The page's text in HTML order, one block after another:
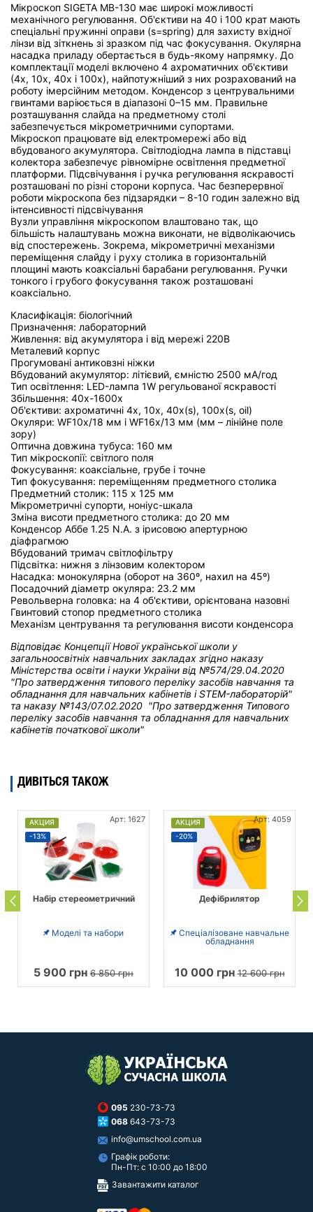
Мікроскоп SIGETA MB-130 має широкі можливості
механічного регулювання. Об'єктиви на 40 і 100 крат мають
спеціальні пружинні оправи (s=spring) для захисту вхідної
лінзи від зіткнень зі зразком під час фокусування. Окулярна
насадка приладу обертається в будь-якому напрямку. До
комплектації моделі включено 4 ахроматичних об'єктиви
(4x, 10x, 40x і 100x), найпотужніший з них розрахований на
роботу імерсійним методом. Конденсор з центрувальними
гвинтами варіюється в діапазоні 0–15 мм. Правильне
розташування слайда на предметному столі
забезпечується мікрометричними супортами.
Мікроскоп працювате від електромережі або від
вбудованого акумулятора. Світлодіодна лампа в підставці
колектора забезпечує рівномірне освітлення предметної
платформи. Підсвічування і ручка регулювання яскравості
розташовані по різні сторони корпуса. Час безперервної
роботи мікроскопа без підзарядки – 8-10 годин залежно від
інтенсивності підсвічування
Вузли управління мікроскопом влаштовано так, що
більшість налаштувань можна виконати, не відволікаючись
від спостережень. Зокрема, мікрометричні механізми
переміщення слайду і руху столика в горизонтальній
площині мають коаксіальні барабани регулювання. Ручки
тонкого і грубого фокусування також розташовані
коаксіально.
Класифікація: біологічний
Призначення: лабораторний
Живлення: від акумулятора і від мережі 220В
Металевий корпус
Прогумовані антиковзні ніжки
Вбудований акумулятор: літієвий, ємністю 2500 мА/год
Тип освітлення: LED-лампа 1W регульованої яскравості
Збільшення: 40x-1600x
Об'єктиви: ахроматичні 4x, 10x, 40x(s), 100x(s, oil)
Окуляри: WF10x/18 мм і WF16x/13 мм (мм – лінійне поле
зору)
Оптична довжина тубуса: 160 мм
Тип мікроскопії: світлого поля
Фокусування: коаксіальне, грубе і точне
Тип фокусування: переміщенням предметного столика
Предметний столик: 115 x 125 мм
Мікрометричні супорти, ноніус-шкала
Зміна висоти предметного столика: до 20 мм
Конденсор Аббе 1.25 N.A. з ірисовою апертурною
діафрагмою
Вбудований тримач світлофільтру
Підсвітка: нижня з лінзовим колектором
Насадка: монокулярна (оборот на 360º, нахил на 45º)
Посадочний діаметр окуляра: 23.2 мм
Револьверна головка: на 4 об'єктиви, орієнтована назовні
Гвинтовий стопор предметного столика
Механізм центрування та регулювання висоти конденсора
Відповідає Концепції Нової української школи у
загальноосвітніх навчальних закладах згідно наказу
Міністерства освіти і науки України від №574/29.04.2020
"Про затвердження типового переліку засобів навчання та
обладнання для навчальних кабінетів і STEM-лабораторій"
та наказу №143/07.02.2020 "Про затвердження Типового
переліку засобів навчання та обладнання для навчальних
кабінетів початкової школи"
ДИВІТЬСЯ ТАКОЖ
АКЦИЯ
-13%
Арт: 1627
Набір стереометричний
Моделі та набори
5 900 грн 6 850 грн
АКЦИЯ
-20%
Арт: 4059
Дефібрилятор
Спеціалізоване навчальне
обладнання
10 000 грн12 600 грн
095 230-73-73
068 643-73-73
info@umschool.com.ua
Графік роботи:
Пн-Пт: с 10:00 до 18:00
Завантажити каталог